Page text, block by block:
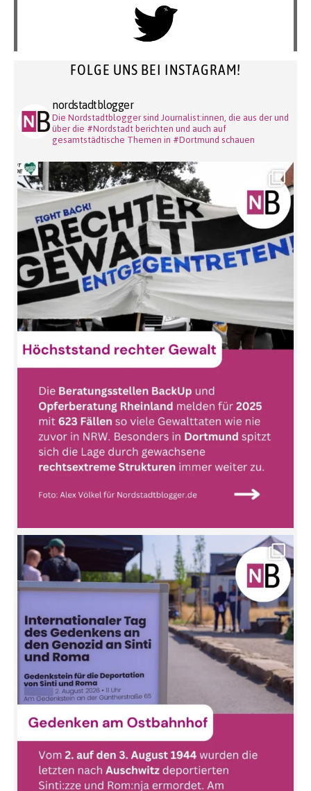
FOLGE UNS BEI INSTAGRAM!
nordstadtblogger
Die Nordstadtblogger sind Journalist:innen, die aus der und
über die #Nordstadt berichten und auch auf
gesamtstädtische Themen in #Dortmund schauen